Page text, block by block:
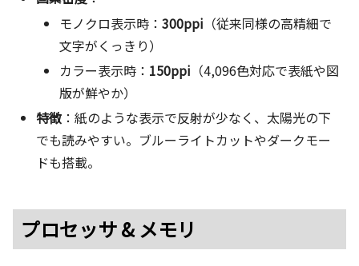
モノクロ表示時：300ppi （従来同様の高精細で
文字がくっきり）
カラー表示時： 150ppi （4,096色対応で表紙や図
版が鮮やか）
特徴 ：紙のような表示で反射が少なく、太陽光の下
でも読みやすい。ブルーライトカットやダークモー
ドも搭載。
プロセッサ & メモリ